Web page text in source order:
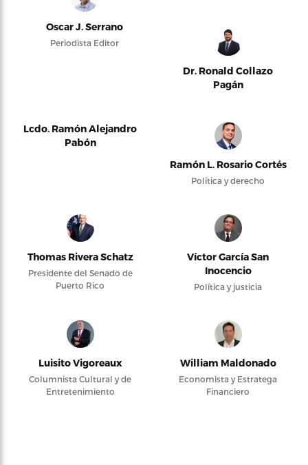
Oscar J. Serrano
Periodista Editor
Dr. Ronald Collazo
Pagán
Lcdo. Ramón Alejandro
Pabón
Ramón L. Rosario Cortés
Política y derecho
Thomas Rivera Schatz
Presidente del Senado de
Puerto Rico
Víctor García San
Inocencio
Política y justicia
Luisito Vigoreaux
Columnista Cultural y de
Entretenimiento
William Maldonado
Economista y Estratega
Financiero